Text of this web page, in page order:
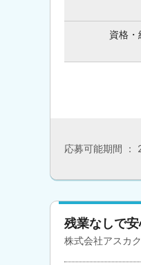
資格・
応募可能期間
残業なしで
株式会社アスカ